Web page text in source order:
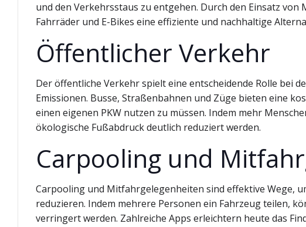
und den Verkehrsstaus zu entgehen. Durch den Einsatz
Fahrräder und E-Bikes eine effiziente und nachhaltige
Öffentlicher Verkehr
Der öffentliche Verkehr spielt eine entscheidende Rolle bei
Emissionen. Busse, Straßenbahnen und Züge bieten eine
einen eigenen PKW nutzen zu müssen. Indem mehr
ökologische Fußabdruck deutlich reduziert werden.
Carpooling und
Carpooling und Mitfahrgelegenheiten sind effektive Wege,
reduzieren. Indem mehrere Personen ein Fahrzeug teilen,
verringert werden. Zahlreiche Apps erleichtern heute das